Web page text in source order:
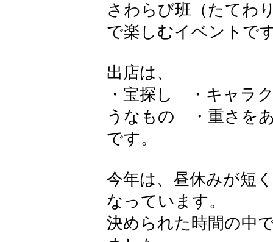
さわらび班（たてわ
で楽しむイベントで
出店は、
・宝探し ・キャラ
うなもの ・重さを
です。
今年は、昼休みが短
なっています。
決められた時間の中